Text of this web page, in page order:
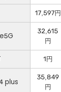
17,597円
32,615
円
1円
plus
35,849
円